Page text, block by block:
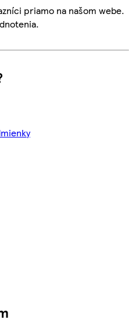
priamo na našom webe.